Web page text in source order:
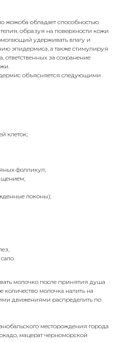
жожоба обладает способностью
образуя на поверхности кожи
удерживать влагу и
эпидермиса, а также стимулируя
ответственных за сохранение
объясняется следующими
клеток;
фолликул;
локоны);
молочко после принятия душа
молочка налить на
движениями распределить по
месторождения города
мацерат черноморской